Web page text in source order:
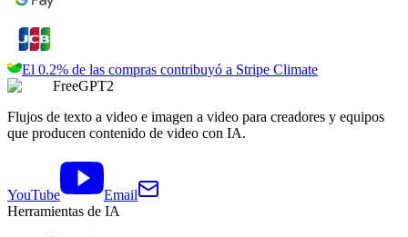
El 0.2% de las compras contribuyó a Stripe Climate
FreeGPT2
Flujos de texto a video e imagen a video para creadores y equipos
que producen contenido de video con IA.
YouTube
Email
Herramientas de IA